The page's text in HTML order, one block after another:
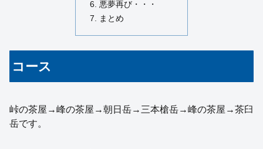
悪夢再び・・・
まとめ
コース
峠の茶屋→峰の茶屋→朝日岳→三本槍岳→峰の茶屋→茶臼
岳です。